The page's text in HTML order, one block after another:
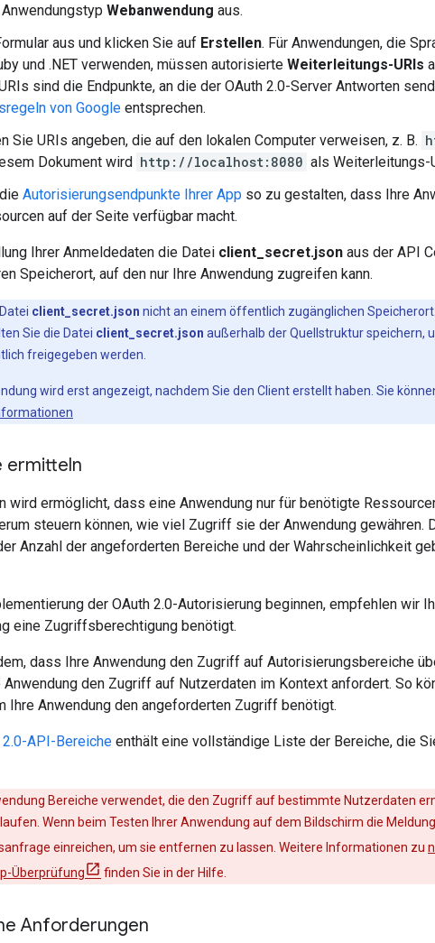
Anwendungstyp Webanwendung aus.
aus und klicken Sie auf Erstellen. Für Anwendungen, die
und .NET verwenden, müssen autorisierte Weiterleitungs-URIs
sind die Endpunkte, an die der OAuth 2.0-Server Antworten
von Google entsprechen.
Sie URIs angeben, die auf den lokalen Computer verweisen, z. B.
Dokument wird http://localhost:8080 als Weiterleitungs-
Autorisierungsendpunkte Ihrer App so zu gestalten, dass Ihre
auf der Seite verfügbar macht.
Ihrer Anmeldedaten die Datei client_secret.json aus der API
Speicherort, auf den nur Ihre Anwendung zugreifen kann.
client_secret.json nicht an einem öffentlich zugänglichen
Sie die Datei client_secret.json außerhalb der Quellstruktur speichern,
freigegeben werden.
wird erst angezeigt, nachdem Sie den Client erstellt haben. Sie
ermitteln
wird ermöglicht, dass eine Anwendung nur für benötigte
steuern können, wie viel Zugriff sie der Anwendung gewähren.
Anzahl der angeforderten Bereiche und der Wahrscheinlichkeit
der OAuth 2.0-Autorisierung beginnen, empfehlen wir
eine Zugriffsberechtigung benötigt.
dass Ihre Anwendung den Zugriff auf Autorisierungsbereiche
Anwendung den Zugriff auf Nutzerdaten im Kontext anfordert. So
Ihre Anwendung den angeforderten Zugriff benötigt.
2.0-API-Bereiche enthält eine vollständige Liste der Bereiche, die
Bereiche verwendet, die den Zugriff auf bestimmte Nutzerdaten
Wenn beim Testen Ihrer Anwendung auf dem Bildschirm die Meldung
einreichen, um sie entfernen zu lassen. Weitere Informationen zu
Überprüfung
finden Sie in der Hilfe.
Anforderungen